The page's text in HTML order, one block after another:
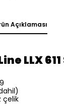
Açıklaması
LLX
çelik